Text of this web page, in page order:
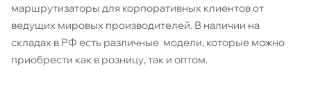
маршрутизаторы для корпоративных клиентов от
ведущих мировых производителей. В наличии на
складах в РФ есть различные модели, которые можно
приобрести как в розницу, так и оптом.